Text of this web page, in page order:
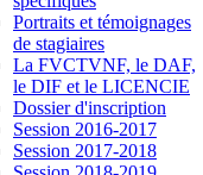
Portraits et témoignages
de stagiaires
La FVCTVNF, le DAF,
le DIF et le LICENCIE
Dossier d'inscription
Session 2016-2017
Session 2017-2018